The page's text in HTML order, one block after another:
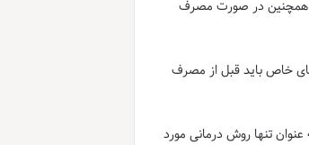
همچنین در صورت مصرف
های خاص باید قبل از مصرف
عنوان تنها روش درمانی مورد